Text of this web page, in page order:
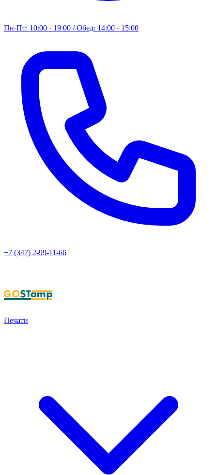
Пн-Пт: 10:00 - 19:00 / Обед: 14:00 - 15:00
+7 (347) 2-99-11-66
Печати